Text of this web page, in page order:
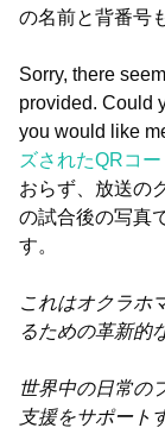
の名前と背番号
Sorry, there
provided. Could
you would like
ズされたQRコー
おらず、放送の
の試合後の写真
す。
これはオクラホ
るための革新的
世界中の日常の
支援をサポート